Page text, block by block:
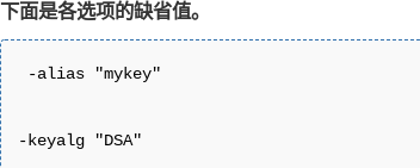
下面是各选项的缺省值。
-alias "mykey"
-keyalg "DSA"